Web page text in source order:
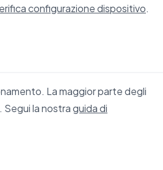
configurazione dispositivo.
La maggior parte degli
la nostraguida di